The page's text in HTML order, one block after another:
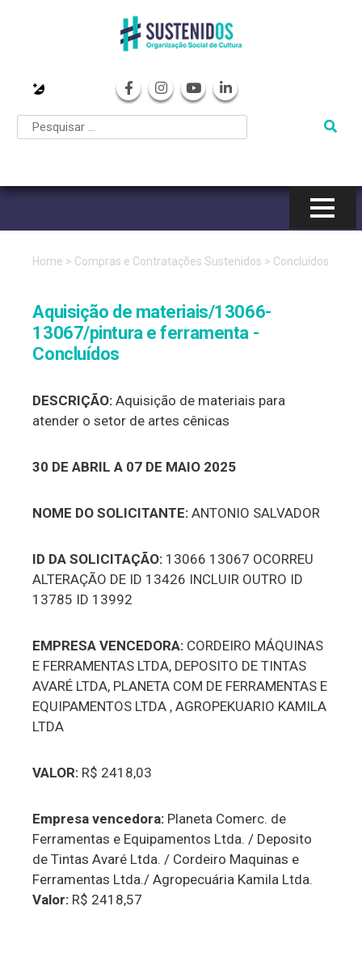
Pular
o
Home > Compras e Contratações Sustenidos > Concluídos
Aquisição de materiais/13066-
13067/pintura e ferramenta -
Concluídos
DESCRIÇÃO: Aquisição de materiais para
atender o setor de artes cênicas
30 DE ABRIL A 07 DE MAIO 2025
NOME DO SOLICITANTE: ANTONIO SALVADOR
ID DA SOLICITAÇÃO: 13066 13067 OCORREU
ALTERAÇÃO DE ID 13426 INCLUIR OUTRO ID
13785 ID 13992
EMPRESA VENCEDORA: CORDEIRO MÁQUINAS
E FERRAMENTAS LTDA, DEPOSITO DE TINTAS
AVARÉ LTDA, PLANETA COM DE FERRAMENTAS E
EQUIPAMENTOS LTDA , AGROPEKUARIO KAMILA
LTDA
VALOR: R$ 2418,03
Empresa vencedora: Planeta Comerc. de
Ferramentas e Equipamentos Ltda. / Deposito
de Tintas Avaré Ltda. / Cordeiro Maquinas e
Ferramentas Ltda./ Agropecuária Kamila Ltda.
Valor: R$ 2418,57